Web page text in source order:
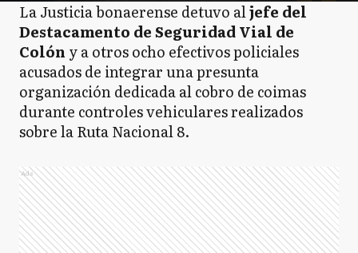
La Justicia bonaerense detuvo aljefe del
Destacamento de Seguridad Vial de
Colón y a otros ocho efectivos policiales
acusados de integrar una presunta
organización dedicada al cobro de coimas
durante controles vehiculares realizados
sobre la Ruta Nacional 8.
Ads